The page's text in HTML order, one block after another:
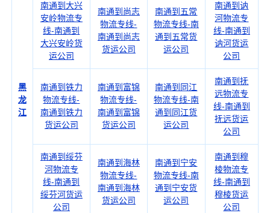
黑
龙
江
南通到大兴
安岭物流专
线-南通到
大兴安岭货
运公司
南通到尚志
物流专线-
南通到尚志
货运公司
南通到五常
物流专线-南
通到五常货
运公司
南通到讷
河物流专
线-南通到
讷河货运
公司
南通到铁力
物流专线-
南通到铁力
货运公司
南通到富锦
物流专线-
南通到富锦
货运公司
南通到同江
物流专线-南
通到同江货
运公司
南通到抚
远物流专
线-南通到
抚远货运
公司
南通到绥芬
河物流专
线-南通到
绥芬河货运
公司
南通到海林
物流专线-
南通到海林
货运公司
南通到宁安
物流专线-南
通到宁安货
运公司
南通到穆
棱物流专
线-南通到
穆棱货运
公司